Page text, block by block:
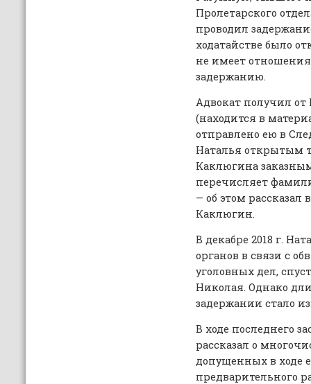
Пролетарского
проводил
ходатайстве было
не имеет
задержанию.
Адвокат получил
(находится в
отправлено ею в
Наталья открытым
Каклюгина
перечисляет
— об этом
Каклюгин.
В декабре 2018 г.
органов в связи с
уголовных дел,
Николая. Однако
задержании стало
В ходе последнего
рассказал о
допущенных в ходе
предварительного